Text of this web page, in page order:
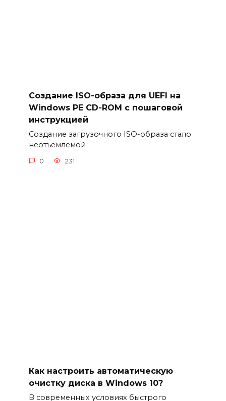
Создание ISO-образа для UEFI на
Windows PE CD-ROM с пошаговой
инструкцией
Создание загрузочного ISO-образа стало
неотъемлемой
0 231
Как настроить автоматическую
очистку диска в Windows 10?
В современных условиях быстрого